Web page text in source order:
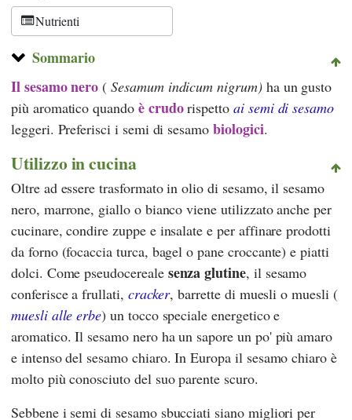
Nutrienti
Sommario
Il sesamo nero (Sesamum indicum nigrum)ha un gusto
più aromatico quando è crudorispetto ai semi di sesamo
leggeri. Preferisci i semi di sesamobiologici.
Utilizzo in cucina
Oltre ad essere trasformato in olio di sesamo, il sesamo
nero, marrone, giallo o bianco viene utilizzato anche per
cucinare, condire zuppe e insalate e per affinare prodotti
da forno (focaccia turca, bagel o pane croccante) e piatti
dolci. Come pseudocereale senza glutine, il sesamo
conferisce a frullati, cracker, barrette di muesli o muesli (
muesli alle erbe) un tocco speciale energetico e
aromatico. Il sesamo nero ha un sapore un po' più amaro
e intenso del sesamo chiaro. In Europa il sesamo chiaro è
molto più conosciuto del suo parente scuro.
Sebbene i semi di sesamo sbucciati siano migliori per